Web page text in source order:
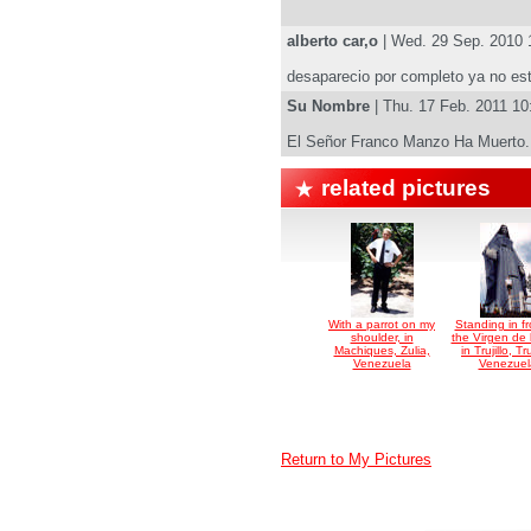
alberto car,o | Wed. 29 Sep. 2010
desaparecio por completo ya no
Su Nombre | Thu. 17 Feb. 2011
El Señor Franco Manzo Ha
related pictures
With a parrot on my
shoulder, in
Machiques, Zulia,
Venezuela
Standing in
the Virgen de
in Trujillo,
Return to My Pictures